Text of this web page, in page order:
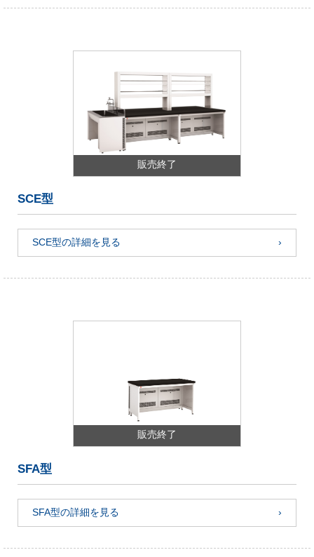
販売終了
SCE型
SCE型の詳細を見る
販売終了
SFA型
SFA型の詳細を見る